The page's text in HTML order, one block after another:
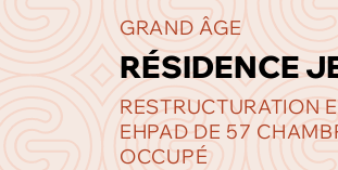
GRAND ÂGE
RÉSIDENCE
RESTRUCTURATION
EHPAD DE 57
OCCUPÉ